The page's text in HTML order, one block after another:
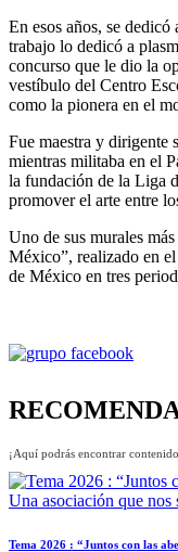
En esos años, se
trabajo lo dedicó a
concurso que le dio la
vestíbulo del Centro
como la pionera en el
Fue maestra y dirigente
mientras militaba en el
la fundación de la Liga
promover el arte entre
Uno de sus murales
México”, realizado en
de México en tres
¡Aquí podrás encontrar
Tema 2026 : “Juntos con las